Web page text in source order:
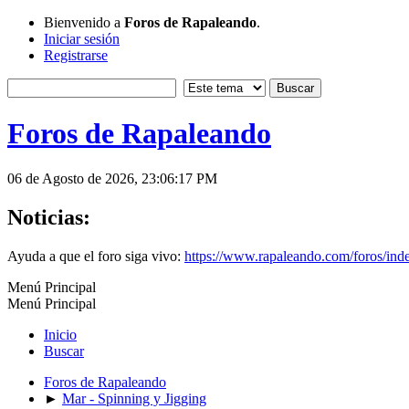
Bienvenido a Foros de Rapaleando.
Iniciar sesión
Registrarse
Foros de Rapaleando
06 de Agosto de 2026, 23:06:17 PM
Noticias:
Ayuda a que el foro siga vivo: https://www.rapaleando.com/foros/
Menú Principal
Menú Principal
Inicio
Buscar
Foros de Rapaleando
► Mar - Spinning y Jigging